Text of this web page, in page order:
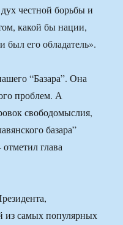
честной борьбы и
какой бы нации,
был его обладатель».
“Базара”. Она
проблем. А
свободомыслия,
базара”
глава
из самых популярных